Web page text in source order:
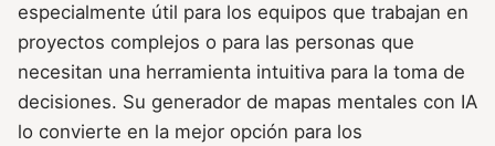
especialmente útil para los equipos que trabajan en
proyectos complejos o para las personas que
necesitan una herramienta intuitiva para la toma de
decisiones. Su generador de mapas mentales con IA
lo convierte en la mejor opción para los